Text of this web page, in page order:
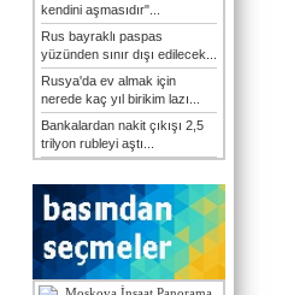
kendini aşmasıdır"...
Rus bayraklı paspas
yüzünden sınır dışı edilecek...
Rusya'da ev almak için
nerede kaç yıl birikim lazı...
Bankalardan nakit çıkışı 2,5
trilyon rubleyi aştı...